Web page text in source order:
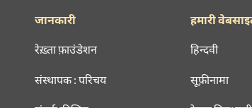
जानकारी
रेख़्ता फ़ाउंडेशन
संस्थापक : परिचय
हमारी
हिन्दवी
सूफ़ीनामा